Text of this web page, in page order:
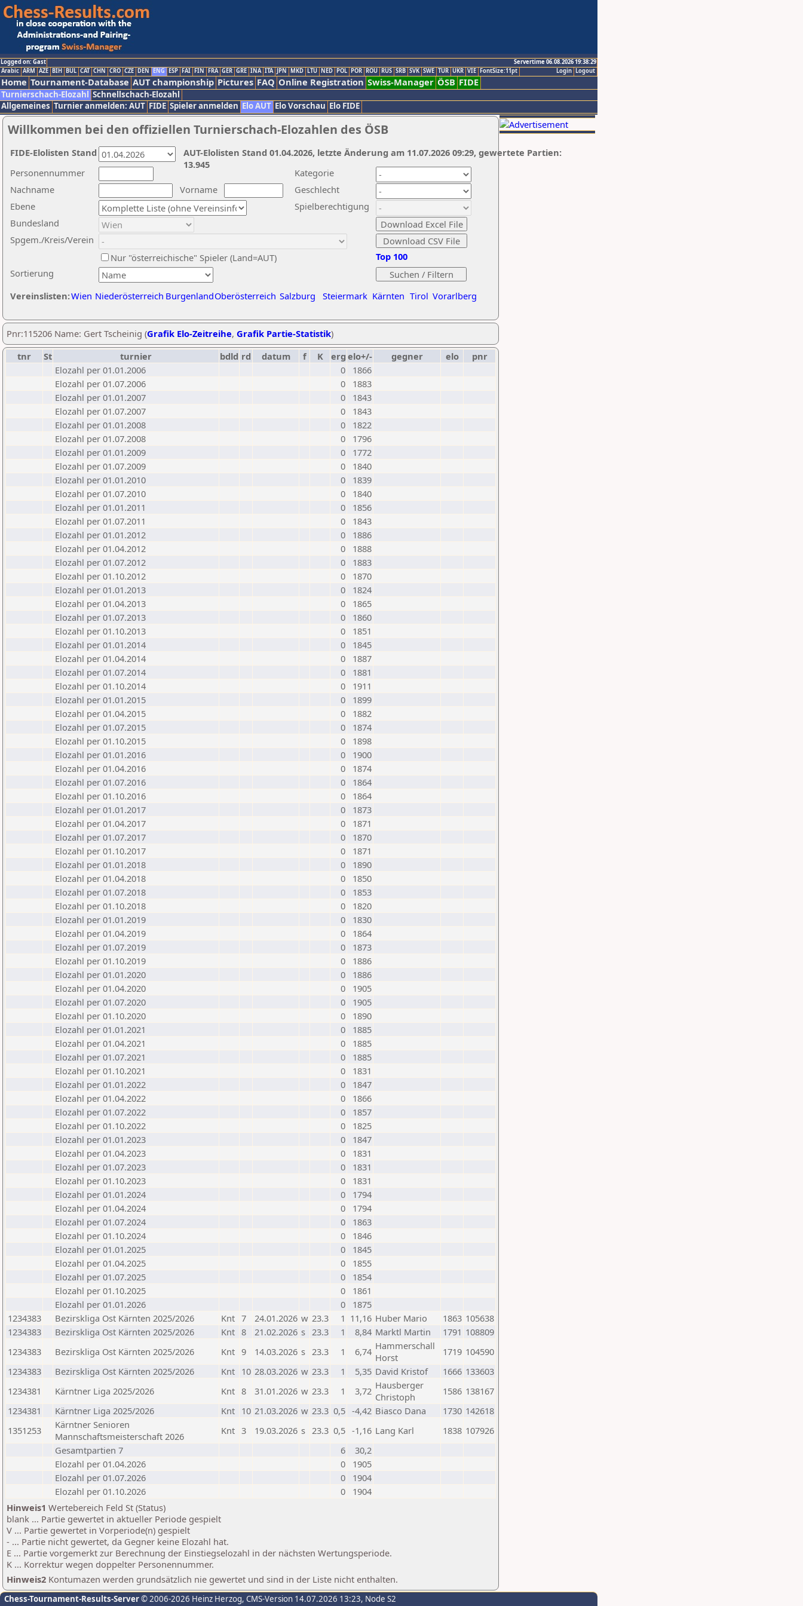
Logged on: Gast
Servertime 06.08.2026 19:38:29
Logout
Login
Arabic ARM AZE BIH BUL CAT CHN CRO CZE DEN ENG ESP FAI FIN FRA GER GRE INA ITA JPN MKD LTU NED POL POR ROU RUS SRB SVK SWE TUR UKR VIE FontSize:11pt
Home Tournament-Database AUT championship Pictures FAQ Online Registration Swiss-Manager ÖSB FIDE
Turnierschach-Elozahl Schnellschach-Elozahl
Allgemeines Turnier anmelden: AUT FIDE Spieler anmelden Elo AUT Elo Vorschau Elo FIDE
Willkommen bei den offiziellen Turnierschach-Elozahlen des ÖSB
Nachname
Vorname
Ebene
Kategorie
Sortierung
Personennummer
Bundesland
Spgem./Kreis/Verein
Geschlecht
Nur "österreichische" Spieler (Land=AUT)
Spielberechtigung
Vereinslisten:Wien Niederösterreich BurgenlandOberösterreich Salzburg Steiermark Kärnten Tirol Vorarlberg
Top 100
AUT-Elolisten Stand 01.04.2026, letzte Änderung am 11.07.2026 09:29, gewertete Partien:
13.945
FIDE-Elolisten Stand
Pnr:115206 Name: Gert Tscheinig (Grafik Elo-Zeitreihe, Grafik Partie-Statistik)
tnr
St turnier bdld rd datum f K erg elo+/- gegner elo
pnr
Elozahl per 01.01.2006
0
1866
Elozahl per 01.07.2006
0
1883
Elozahl per 01.01.2007
0
1843
Elozahl per 01.07.2007
0
1843
Elozahl per 01.01.2008
0
1822
Elozahl per 01.07.2008
0
1796
Elozahl per 01.01.2009
0
1772
Elozahl per 01.07.2009
0
1840
Elozahl per 01.01.2010
0
1839
Elozahl per 01.07.2010
0
1840
Elozahl per 01.01.2011
0
1856
Elozahl per 01.07.2011
0
1843
Elozahl per 01.01.2012
0
1886
Elozahl per 01.04.2012
0
1888
Elozahl per 01.07.2012
0
1883
Elozahl per 01.10.2012
0
1870
Elozahl per 01.01.2013
0
1824
Elozahl per 01.04.2013
0
1865
Elozahl per 01.07.2013
0
1860
Elozahl per 01.10.2013
0
1851
Elozahl per 01.01.2014
0
1845
Elozahl per 01.04.2014
0
1887
Elozahl per 01.07.2014
0
1881
Elozahl per 01.10.2014
0
1911
Elozahl per 01.01.2015
0
1899
Elozahl per 01.04.2015
0
1882
Elozahl per 01.07.2015
0
1874
Elozahl per 01.10.2015
0
1898
Elozahl per 01.01.2016
0
1900
Elozahl per 01.04.2016
0
1874
Elozahl per 01.07.2016
0
1864
Elozahl per 01.10.2016
0
1864
Elozahl per 01.01.2017
0
1873
Elozahl per 01.04.2017
0
1871
Elozahl per 01.07.2017
0
1870
Elozahl per 01.10.2017
0
1871
Elozahl per 01.01.2018
0
1890
Elozahl per 01.04.2018
0
1850
Elozahl per 01.07.2018
0
1853
Elozahl per 01.10.2018
0
1820
Elozahl per 01.01.2019
0
1830
Elozahl per 01.04.2019
0
1864
Elozahl per 01.07.2019
0
1873
Elozahl per 01.10.2019
0
1886
Elozahl per 01.01.2020
0
1886
Elozahl per 01.04.2020
0
1905
Elozahl per 01.07.2020
0
1905
Elozahl per 01.10.2020
0
1890
Elozahl per 01.01.2021
0
1885
Elozahl per 01.04.2021
0
1885
Elozahl per 01.07.2021
0
1885
Elozahl per 01.10.2021
0
1831
Elozahl per 01.01.2022
0
1847
Elozahl per 01.04.2022
0
1866
Elozahl per 01.07.2022
0
1857
Elozahl per 01.10.2022
0
1825
Elozahl per 01.01.2023
0
1847
Elozahl per 01.04.2023
0
1831
Elozahl per 01.07.2023
0
1831
Elozahl per 01.10.2023
0
1831
Elozahl per 01.01.2024
0
1794
Elozahl per 01.04.2024
0
1794
Elozahl per 01.07.2024
0
1863
Elozahl per 01.10.2024
0
1846
Elozahl per 01.01.2025
0
1845
Elozahl per 01.04.2025
0
1855
Elozahl per 01.07.2025
0
1854
Elozahl per 01.10.2025
0
1861
Elozahl per 01.01.2026
0
1875
1234383
Bezirskliga Ost Kärnten 2025/2026 Knt 7 24.01.2026 w 23.3 1 11,16 Huber Mario 1863 105638
1234383
Bezirskliga Ost Kärnten 2025/2026 Knt 8 21.02.2026 s 23.3 1 8,84 Marktl Martin 1791 108809
1234383
Bezirskliga Ost Kärnten 2025/2026 Knt 9 14.03.2026 s 23.3 1 6,74 Hammerschall
Horst
1719 104590
1234383
Bezirskliga Ost Kärnten 2025/2026 Knt 10 28.03.2026 w 23.3 1 5,35 David Kristof 1666 133603
1234381
Kärntner Liga 2025/2026 Knt 8 31.01.2026 w 23.3 1 3,72 Hausberger
Christoph
1586 138167
1234381
Kärntner Liga 2025/2026 Knt 10 21.03.2026 w 23.3 0,5 -4,42 Biasco Dana 1730 142618
1351253
Kärntner Senioren
Mannschaftsmeisterschaft 2026
Knt 3 19.03.2026 s 23.3 0,5 -1,16 Lang Karl 1838 107926
Gesamtpartien 7
6
30,2
Elozahl per 01.04.2026
0
1905
Elozahl per 01.07.2026
0
1904
Elozahl per 01.10.2026
0
1904
Hinweis1 Wertebereich Feld St (Status)
blank ... Partie gewertet in aktueller Periode gespielt
V ... Partie gewertet in Vorperiode(n) gespielt
- ... Partie nicht gewertet, da Gegner keine Elozahl hat.
E ... Partie vorgemerkt zur Berechnung der Einstiegselozahl in der nächsten Wertungsperiode.
K ... Korrektur wegen doppelter Personennummer.
Hinweis2 Kontumazen werden grundsätzlich nie gewertet und sind in der Liste nicht enthalten.
Chess-Tournament-Results-Server© 2006-2026 Heinz Herzog, CMS-Version 14.07.2026 13:23, Node S2